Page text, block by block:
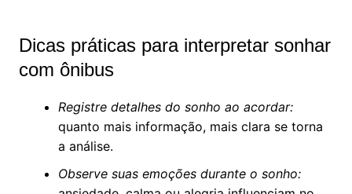
Dicas práticas para interpretar sonhar
com ônibus
Registre detalhes do sonho ao acordar:
quanto mais informação, mais clara se torna
a análise.
Observe suas emoções durante o sonho: